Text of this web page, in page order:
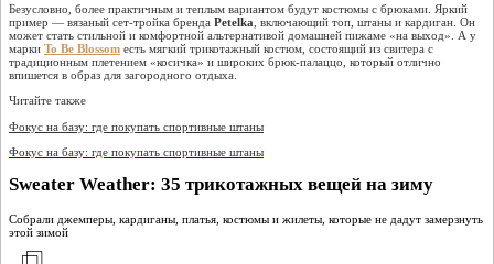
Безусловно, более практичным и теплым вариантом будут костюмы с брюками. Яркий
пример — вязаный сет-тройка бренда Petelka , включающий топ, штаны и кардиган. Он
может стать стильной и комфортной альтернативой домашней пижаме «на выход». А у
марки To Be Blossom есть мягкий трикотажный костюм, состоящий из свитера с
традиционным плетением «косичка» и широких брюк-палаццо, который отлично
впишется в образ для загородного отдыха.
Читайте также
Фокус на базу: где покупать спортивные штаны
Фокус на базу: где покупать спортивные штаны
Sweater Weather: 35 трикотажных вещей на зиму
Собрали джемперы, кардиганы, платья, костюмы и жилеты, которые не дадут замерзнуть
этой зимой